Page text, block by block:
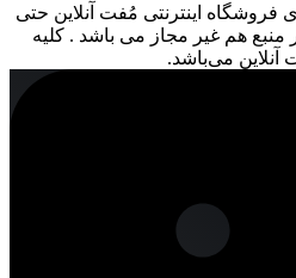
اینترنتی مُفت آنلاین حتی
منبع هم غیر مجاز می باشد . کلیه
می‌باشد.